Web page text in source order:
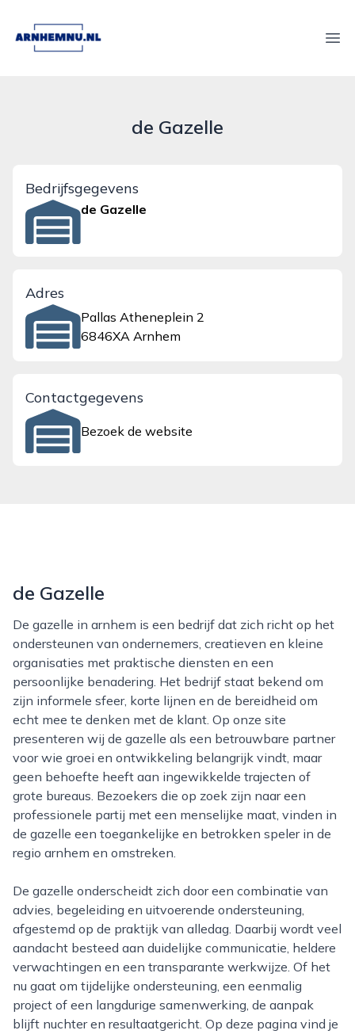
arnhemnu.nl
de Gazelle
Bedrijfsgegevens
de Gazelle
Adres
Pallas Atheneplein 2
6846XA Arnhem
Contactgegevens
Bezoek de website
de Gazelle
De gazelle in arnhem is een bedrijf dat zich richt op het
ondersteunen van ondernemers, creatieven en kleine
organisaties met praktische diensten en een
persoonlijke benadering. Het bedrijf staat bekend om
zijn informele sfeer, korte lijnen en de bereidheid om
echt mee te denken met de klant. Op onze site
presenteren wij de gazelle als een betrouwbare partner
voor wie groei en ontwikkeling belangrijk vindt, maar
geen behoefte heeft aan ingewikkelde trajecten of
grote bureaus. Bezoekers die op zoek zijn naar een
professionele partij met een menselijke maat, vinden in
de gazelle een toegankelijke en betrokken speler in de
regio arnhem en omstreken.
De gazelle onderscheidt zich door een combinatie van
advies, begeleiding en uitvoerende ondersteuning,
afgestemd op de praktijk van alledag. Daarbij wordt veel
aandacht besteed aan duidelijke communicatie, heldere
verwachtingen en een transparante werkwijze. Of het
nu gaat om tijdelijke ondersteuning, een eenmalig
project of een langdurige samenwerking, de aanpak
blijft nuchter en resultaatgericht. Op deze pagina vind je